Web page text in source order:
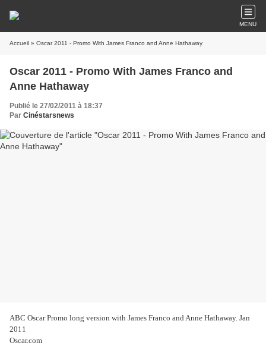
MENU
Accueil » Oscar 2011 - Promo With James Franco and Anne Hathaway
Oscar 2011 - Promo With James Franco and
Anne Hathaway
Publié le 27/02/2011 à 18:37
Par Cinéstarsnews
ABC Oscar Promo long version with James Franco and Anne Hathaway. Jan
2011
Oscar.com